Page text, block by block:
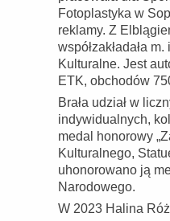
Fotoplastyka w
reklamy. Z
współzakładała
Kulturalne. Jest
ETK, obchodów
Brała udział w
indywidualnych,
medal honorowy
Kulturalnego,
uhonorowano ją
Narodowego.
W 2023 Halina